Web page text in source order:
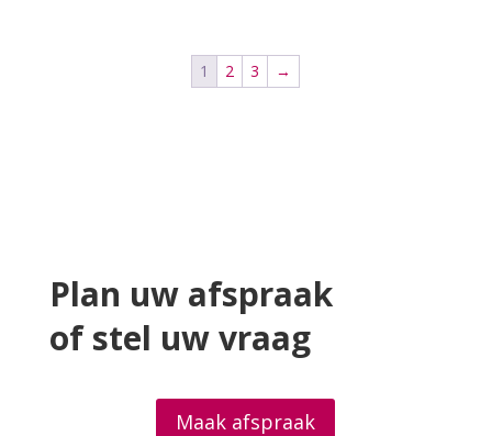
1 2 3 →
Plan uw afspraak
of stel uw vraag
Maak afspraak